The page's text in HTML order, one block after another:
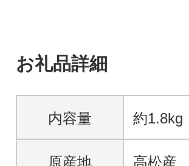
お礼品詳細
内容量 約1.8kg
原産地 高松産